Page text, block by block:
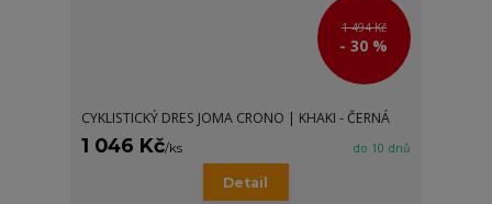
1 494 Kč
- 30 %
CYKLISTICKÝ DRES JOMA CRONO | KHAKI - ČERNÁ
1 046 Kč/ks do 10 dnů
Detail